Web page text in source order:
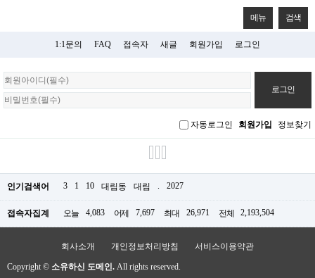
메뉴 검색
1:1문의 FAQ 접속자 새글 회원가입 로그인
회
원
로
자동로그인 회원가입 정보찾기
인기검색어 3 1 10 대림동 대림 . 2027
접속자집계 오늘 4,083 어제 7,697 최대 26,971 전체 2,193,504
회사소개 개인정보처리방침 서비스이용약관
Copyright © 소유하신 도메인. All rights reserved.